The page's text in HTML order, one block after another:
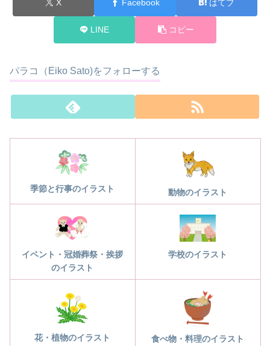
X Facebook はてブ
LINE コピー
パラコ（Eiko Sato)をフォローする
季節と行事のイラスト 動物のイラスト
イベント・冠婚葬祭・挨拶
のイラスト
学校のイラスト
花・植物のイラスト 食べ物・料理のイラスト